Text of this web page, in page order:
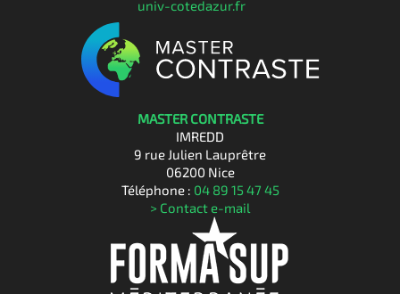
univ-cotedazur.fr
MASTER CONTRASTE
IMREDD
9 rue Julien Lauprêtre
06200 Nice
Téléphone : 04 89 15 47 45
> Contact e-mail